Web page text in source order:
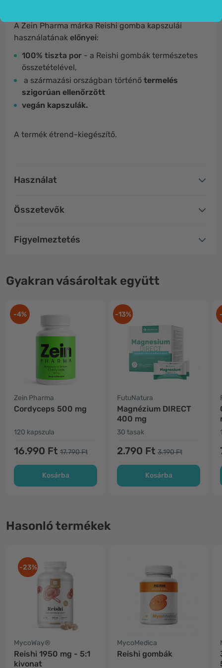
A Zein Pharma márka Reishi gomba kapszulái
használatának előnyei:
100% tiszta por - a Reishi gombák természetes
összetételével,
a származási országban történő termelés
szigorúan ellenőrzött
vegán kapszulák.
A termék étrend-kiegészítő.
Használat
Összetevők
Figyelmeztetés
Gyakran vásároltak együtt
-4%
Zein Pharma
Cordyceps 500 mg
120 kapszula
16.990 Ft 17.790 Ft
Kosárba
-13%
FutuNatura
Magnézium DIRECT
400 mg
30 tasak
2.790 Ft 3.190 Ft
Kosárba
Hasonló termékek
-23%
MycoWay®
Reishi 1950 mg - 5:1
kivonat
MycoMedica
Reishi gombák